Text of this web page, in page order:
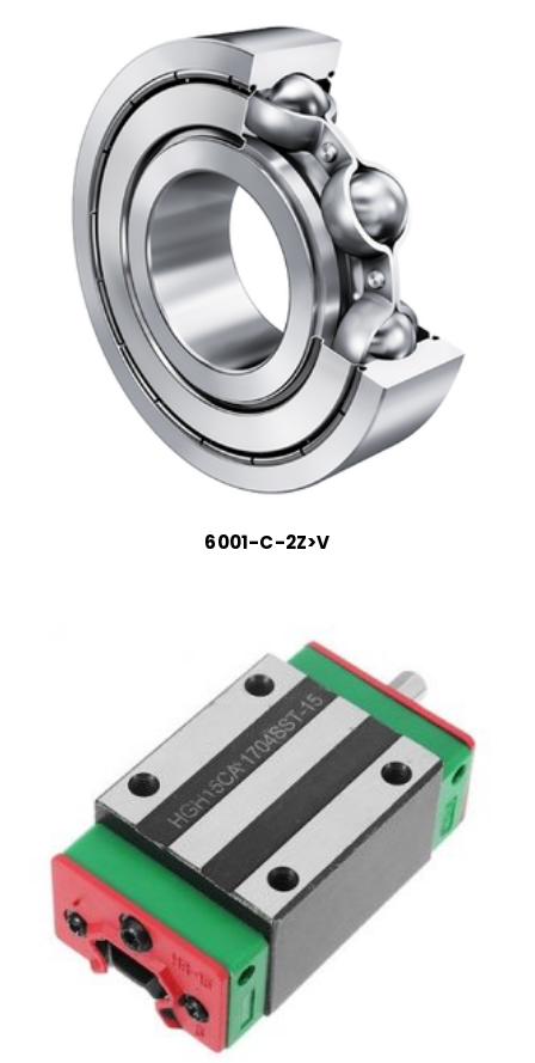
6001-C-2Z>V